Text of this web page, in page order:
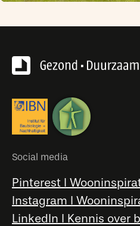
Social media
Pinterest l
Instagram l
LinkedIn l Kennis over